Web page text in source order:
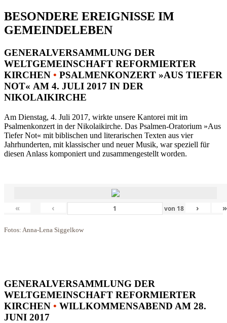
BESONDERE EREIGNISSE IM
GEMEINDELEBEN
GENERALVERSAMMLUNG DER
WELTGEMEINSCHAFT REFORMIERTER
KIRCHEN • PSALMENKONZERT »AUS TIEFER
NOT« AM 4. JULI 2017 IN DER
NIKOLAIKIRCHE
Am Dienstag, 4. Juli 2017, wirkte unsere Kantorei mit im
Psalmenkonzert in der Nikolaikirche. Das Psalmen-Oratorium »Aus
Tiefer Not« mit biblischen und literarischen Texten aus vier
Jahrhunderten, mit klassischer und neuer Musik, war speziell für
diesen Anlass komponiert und zusammengestellt worden.
« ‹ von 18 › »
Fotos: Anna-Lena Siggelkow
GENERALVERSAMMLUNG DER
WELTGEMEINSCHAFT REFORMIERTER
KIRCHEN • WILLKOMMENSABEND AM 28.
JUNI 2017